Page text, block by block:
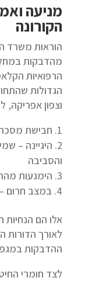
מניעה
הקורונה
הוראות משרד
מהדבקות
הרפואיות
הגדולות
וצפון אפריקה,
חבישת
היגיינה –
והסביבה
הימנעות
במצב חרום
אלו הם הנחיות
לאורך הדורות
ההדבקות
לצד חומרי